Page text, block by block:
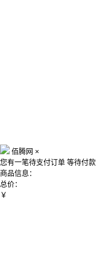
佰腾网 ×
您有一笔待支付订单 等待付款
商品信息：
总价：
￥